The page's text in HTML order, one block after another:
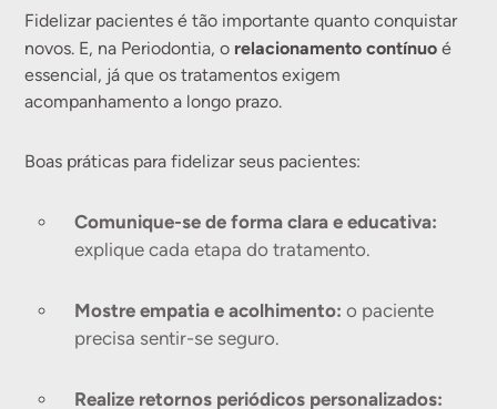
Fidelizar pacientes é tão importante quanto conquistar
novos. E, na Periodontia, o relacionamento contínuo é
essencial, já que os tratamentos exigem
acompanhamento a longo prazo.
Boas práticas para fidelizar seus pacientes:
Comunique-se de forma clara e educativa:
explique cada etapa do tratamento.
Mostre empatia e acolhimento: o paciente
precisa sentir-se seguro.
Realize retornos periódicos personalizados: